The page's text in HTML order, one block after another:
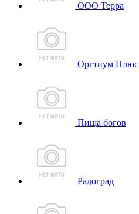
ООО Терра
Оргтиум Плюс
Пища богов
Радоград